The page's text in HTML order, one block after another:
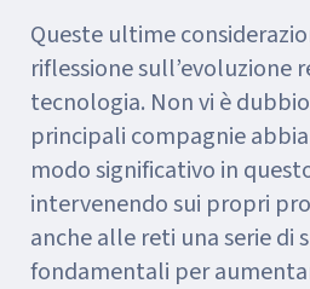
Queste ultime
riflessione sull’evoluzione
tecnologia. Non vi è
principali compagnie
modo significativo in
intervenendo sui propri
anche alle reti una serie di
fondamentali per